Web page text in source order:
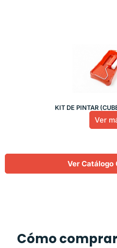
KIT DE PINTAR
Ver
Ver Catálogo
Cómo